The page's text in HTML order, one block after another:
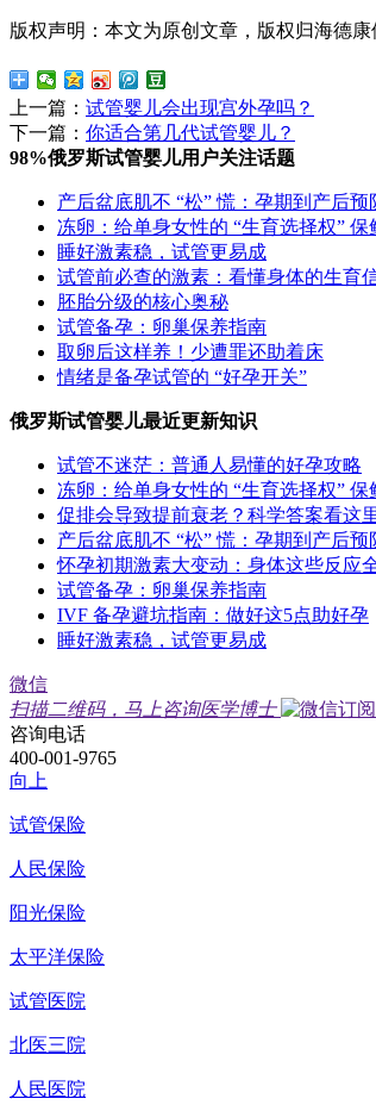
版权声明：本文为原创文章，版权归海德
上一篇： 试管婴儿会出现宫外孕吗？
下一篇： 你适合第几代试管婴儿？
98%俄罗斯试管婴儿用户关注话题
产后盆底肌不 “松” 慌：孕期到产后预
冻卵：给单身女性的 “生育选择权” 保
睡好激素稳，试管更易成
试管前必查的激素：看懂身体的生育
胚胎分级的核心奥秘
试管备孕：卵巢保养指南
取卵后这样养！少遭罪还助着床
情绪是备孕试管的 “好孕开关”
俄罗斯试管婴儿最近更新知识
试管不迷茫：普通人易懂的好孕攻略
冻卵：给单身女性的 “生育选择权” 保
促排会导致提前衰老？科学答案看这
产后盆底肌不 “松” 慌：孕期到产后预
怀孕初期激素大变动：身体这些反应
试管备孕：卵巢保养指南
IVF 备孕避坑指南：做好这5点助好孕
睡好激素稳，试管更易成
微信
扫描二维码，马上咨询医学博士
咨询电话
400-001-9765
向上
试管保险
人民保险
阳光保险
太平洋保险
试管医院
北医三院
人民医院